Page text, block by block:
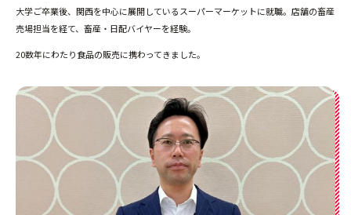
大学ご卒業後、関西を中心に展開しているスーパーマーケットに就職。店舗の畜産
売場担当を経て、畜産・日配バイヤーを経験。
20数年にわたり食品の販売に携わってきました。